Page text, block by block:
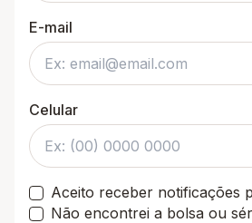
E-mail
Celular
Aceito receber notificações
Não encontrei a bolsa ou